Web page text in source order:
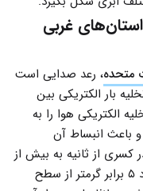
غربی
متحده، رعد صدایی است
بار الکتریکی بین
الکتریکی هوا را به
انبساط آن
کسری از ثانیه به بیش از
۲۵هزار درجه سانتی‌گراد می‌رسد یعنی حدود ۵ برابر گرمتر از سطح